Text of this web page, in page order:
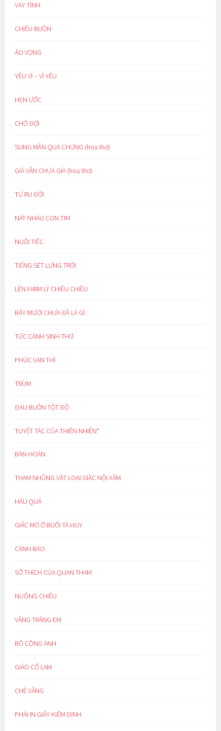
VAY TÌNH
CHIỀU BUỒN
ẢO VỌNG
YÊU VÌ – VÌ YÊU
HẸN ƯỚC
CHỜ ĐỢI
SUNG MÃN QUÁ CHỪNG (hoạ thơ)
GIÀ VẪN CHƯA GIÀ (hoạ thơ)
TỰ RU ĐỜI
NÁT NHÀU CON TIM
NUỐI TIẾC
TIẾNG SÉT LƯNG TRỜI
LÊN FARM LÝ CHIỀU CHIỀU
BẢY MƯƠI CHƯA ĐÃ LÀ GÌ
TỨC CẢNH SINH THƠ
PHÚC VẠN THÌ
TRÙM
ĐAU BUỒN TỘT ĐỘ
TUYỆT TÁC CỦA THIÊN NHIÊN*
BÀN HOÀN
THAM NHŨNG VẶT LOẠI GIẶC NỘI XÂM
HẬU QUẢ
GIẤC MƠ Ở BUỔI TÀ HUY
CẢNH BÁO
SỞ THÍCH CỦA QUAN THAM
NUÔNG CHIỀU
VẦNG TRĂNG EM
BỒ CÔNG ANH
GIẢO CỔ LAM
CHÈ VẰNG
PHẢI IN GIẤY KIỂM ĐỊNH